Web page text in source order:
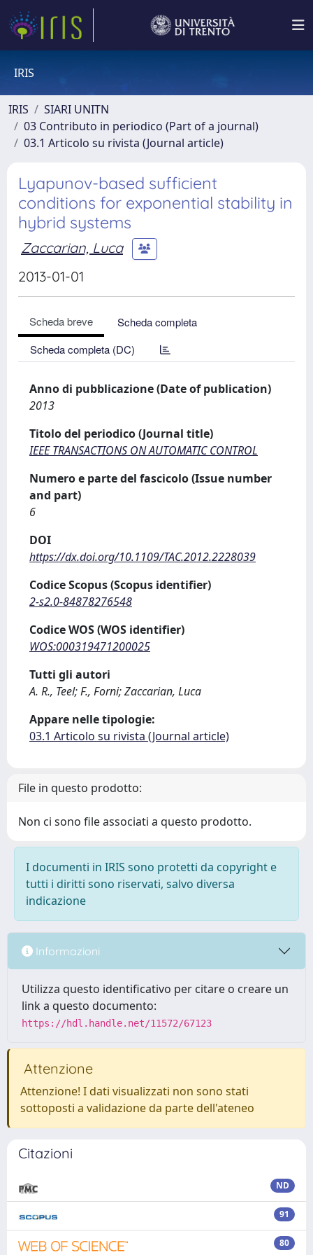
IRIS
IRIS
SIARI UNITN
03 Contributo in periodico (Part of a journal)
03.1 Articolo su rivista (Journal article)
Lyapunov-based sufficient
conditions for exponential stability in
hybrid systems
Zaccarian, Luca
2013-01-01
Scheda breve
Scheda completa
Scheda completa (DC)
Anno di pubblicazione (Date of publication)
2013
Titolo del periodico (Journal title)
IEEE TRANSACTIONS ON AUTOMATIC CONTROL
Numero e parte del fascicolo (Issue number
and part)
6
DOI
https://dx.doi.org/10.1109/TAC.2012.2228039
Codice Scopus (Scopus identifier)
2-s2.0-84878276548
Codice WOS (WOS identifier)
WOS:000319471200025
Tutti gli autori
A. R., Teel; F., Forni; Zaccarian, Luca
Appare nelle tipologie:
03.1 Articolo su rivista (Journal article)
File in questo prodotto:
Non ci sono file associati a questo prodotto.
I documenti in IRIS sono protetti da copyright e
tutti i diritti sono riservati, salvo diversa
indicazione
Informazioni
Utilizza questo identificativo per citare o creare un
link a questo documento:
https://hdl.handle.net/11572/67123
Attenzione
Attenzione! I dati visualizzati non sono stati
sottoposti a validazione da parte dell'ateneo
Citazioni
ND
91
80